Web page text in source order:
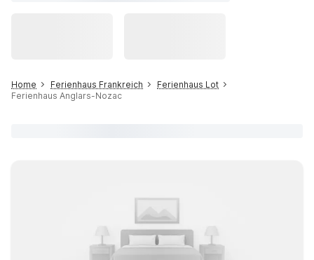
Home Ferienhaus Frankreich
Ferienhaus Lot
Ferienhaus Anglars-Nozac